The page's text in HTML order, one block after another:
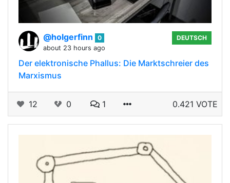
@holgerfinn
0
about 23 hours ago
DEUTSCH
Der elektronische Phallus: Die Marktschreier des
Marxismus
12 0 1 0.421 VOTE